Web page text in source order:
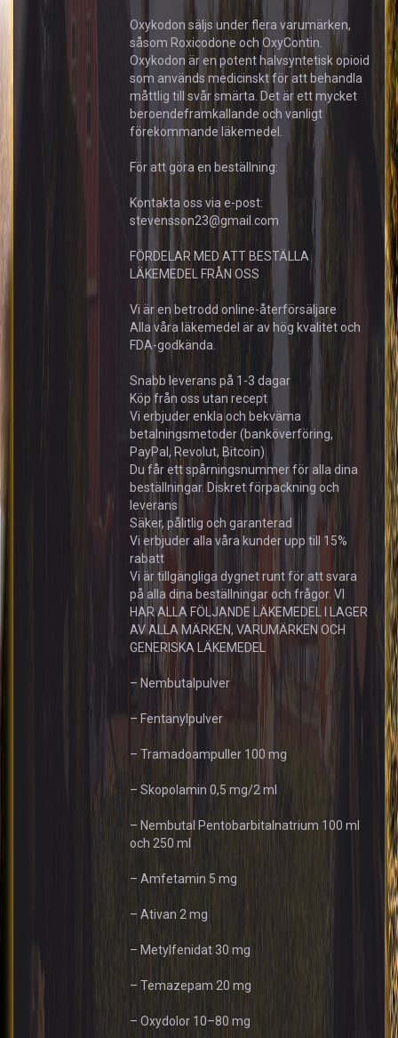
Oxykodon säljs under flera varumärken,
såsom Roxicodone och OxyContin.
Oxykodon är en potent halvsyntetisk opioid
som används medicinskt för att behandla
måttlig till svår smärta. Det är ett mycket
beroendeframkallande och vanligt
förekommande läkemedel.
För att göra en beställning:
Kontakta oss via e-post:
stevensson23@gmail.com
FÖRDELAR MED ATT BESTÄLLA
LÄKEMEDEL FRÅN OSS
Vi är en betrodd online-återförsäljare
Alla våra läkemedel är av hög kvalitet och
FDA-godkända.
Snabb leverans på 1-3 dagar
Köp från oss utan recept
Vi erbjuder enkla och bekväma
betalningsmetoder (banköverföring,
PayPal, Revolut, Bitcoin)
Du får ett spårningsnummer för alla dina
beställningar. Diskret förpackning och
leverans
Säker, pålitlig och garanterad
Vi erbjuder alla våra kunder upp till 15%
rabatt
Vi är tillgängliga dygnet runt för att svara
på alla dina beställningar och frågor. VI
HAR ALLA FÖLJANDE LÄKEMEDEL I LAGER
AV ALLA MÄRKEN, VARUMÄRKEN OCH
GENERISKA LÄKEMEDEL
– Nembutalpulver
– Fentanylpulver
– Tramadoampuller 100 mg
– Skopolamin 0,5 mg/2 ml
– Nembutal Pentobarbitalnatrium 100 ml
och 250 ml
– Amfetamin 5 mg
– Ativan 2 mg
– Metylfenidat 30 mg
– Temazepam 20 mg
– Oxydolor 10–80 mg